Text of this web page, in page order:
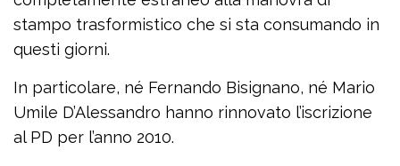
stampo trasformistico che si sta consumando in
questi giorni.
In particolare, né Fernando Bisignano, né Mario
Umile D’Alessandro hanno rinnovato l’iscrizione
al PD per l’anno 2010.